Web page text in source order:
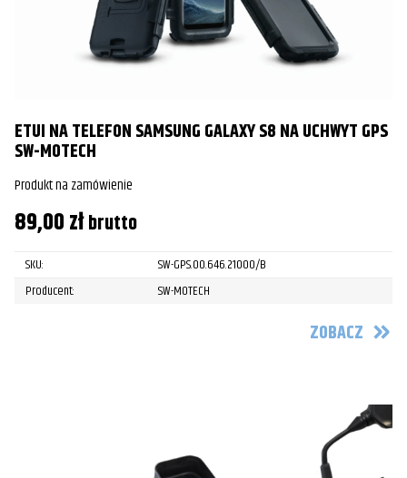
ETUI NA TELEFON SAMSUNG GALAXY S8 NA UCHWYT GPS
SW-MOTECH
Produkt na zamówienie
89,00złbrutto
SKU:
SW-GPS.00.646.21000/B
Producent:
SW-MOTECH
ZOBACZ